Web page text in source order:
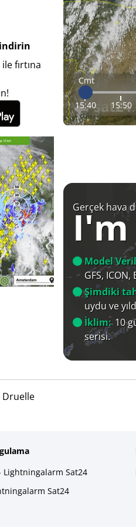
indirin
fırtına
Cmt
15:40 15:50
Gerçek hava
Model
GFS, ICON,
Şimdiki
uydu ve
İklim: 10
serisi.
Druelle
Lightningalarm Sat24
Sat24